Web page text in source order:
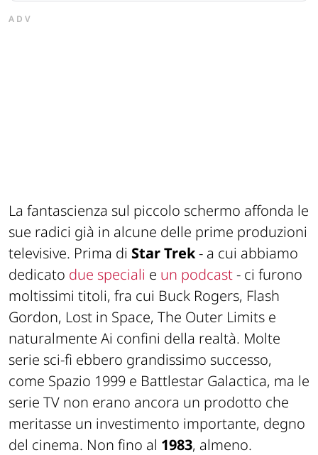
ADV
La fantascienza sul piccolo schermo affonda le
sue radici già in alcune delle prime produzioni
televisive. Prima di Star Trek- a cui abbiamo
dedicato due speciali e un podcast- ci furono
moltissimi titoli, fra cui Buck Rogers, Flash
Gordon, Lost in Space, The Outer Limits e
naturalmente Ai confini della realtà. Molte
serie sci-fi ebbero grandissimo successo,
come Spazio 1999 e Battlestar Galactica, ma le
serie TV non erano ancora un prodotto che
meritasse un investimento importante, degno
del cinema. Non fino al 1983, almeno.